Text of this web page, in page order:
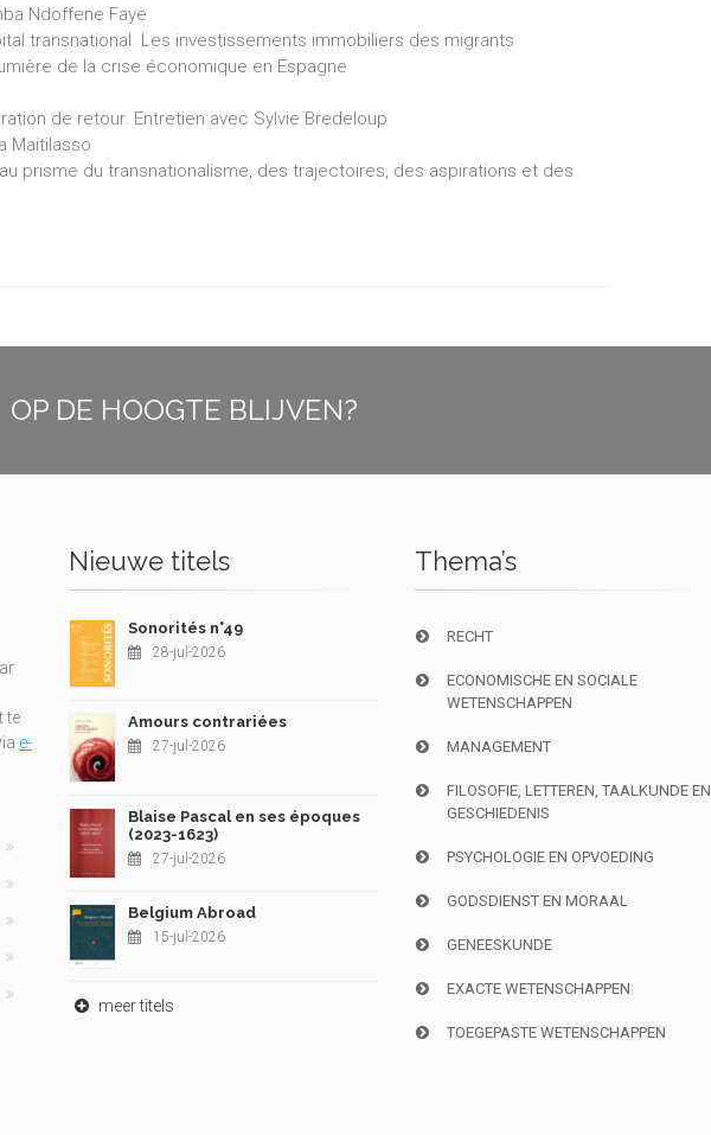
Ndoffene Faye
transnational. Les investissements immobiliers des migrants
de la crise économique en Espagne
de retour. Entretien avec Sylvie Bredeloup
Maitilasso
prisme du transnationalisme, des trajectoires, des aspirations et des
OP DE HOOGTE BLIJVEN?
te
e-
Nieuwe titels
Sonorités n°49
28-jul-2026
Amours contrariées
27-jul-2026
Blaise Pascal en ses époques
(2023-1623)
27-jul-2026
Belgium Abroad
15-jul-2026
meer titels
Thema’s
RECHT
ECONOMISCHE EN SOCIALE
WETENSCHAPPEN
MANAGEMENT
FILOSOFIE, LETTEREN, TAALKUNDE EN
GESCHIEDENIS
PSYCHOLOGIE EN OPVOEDING
GODSDIENST EN MORAAL
GENEESKUNDE
EXACTE WETENSCHAPPEN
TOEGEPASTE WETENSCHAPPEN